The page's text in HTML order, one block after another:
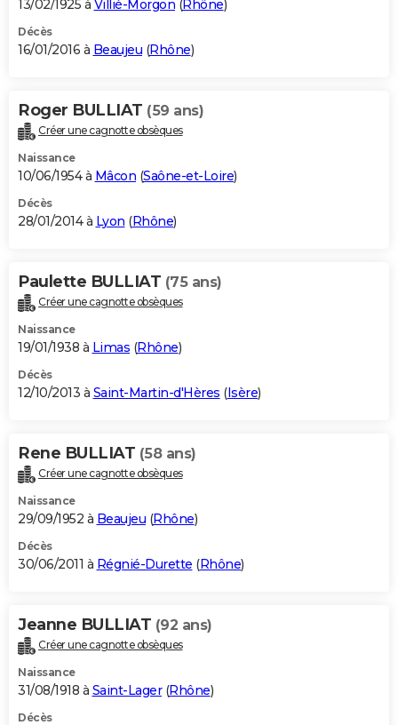
13/02/1925 à Villié-Morgon (Rhône)
Décès
16/01/2016 à Beaujeu (Rhône)
Roger BULLIAT (59 ans)
Créer une cagnotte obsèques
Naissance
10/06/1954 à Mâcon (Saône-et-Loire)
Décès
28/01/2014 à Lyon (Rhône)
Paulette BULLIAT (75 ans)
Créer une cagnotte obsèques
Naissance
19/01/1938 à Limas (Rhône)
Décès
12/10/2013 à Saint-Martin-d'Hères (Isère)
Rene BULLIAT (58 ans)
Créer une cagnotte obsèques
Naissance
29/09/1952 à Beaujeu (Rhône)
Décès
30/06/2011 à Régnié-Durette (Rhône)
Jeanne BULLIAT (92 ans)
Créer une cagnotte obsèques
Naissance
31/08/1918 à Saint-Lager(Rhône)
Décès